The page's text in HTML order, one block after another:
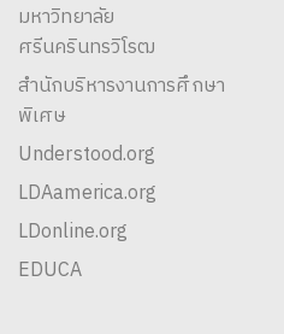
มหาวิทยาลัย
ศรีนครินทรวิโรฒ
สำนักบริหารงานการศึกษา
พิเศษ
Understood.org
LDAamerica.org
LDonline.org
EDUCA